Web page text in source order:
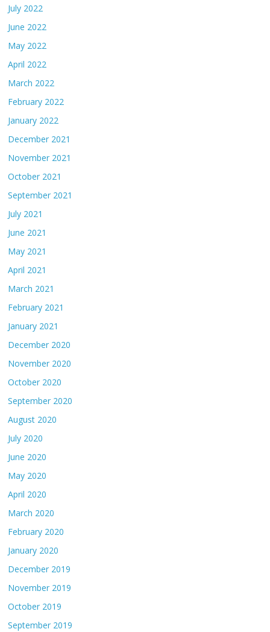
July 2022
June 2022
May 2022
April 2022
March 2022
February 2022
January 2022
December 2021
November 2021
October 2021
September 2021
July 2021
June 2021
May 2021
April 2021
March 2021
February 2021
January 2021
December 2020
November 2020
October 2020
September 2020
August 2020
July 2020
June 2020
May 2020
April 2020
March 2020
February 2020
January 2020
December 2019
November 2019
October 2019
September 2019